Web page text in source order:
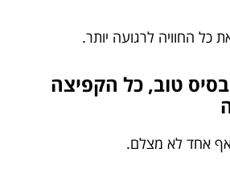
כל החוויה לרגועה יותר.
טוב, כל הקפיצה
אחד לא מצלם.